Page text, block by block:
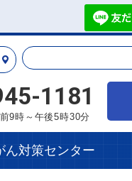
1181
9時～午後5時30分
ん対策センター